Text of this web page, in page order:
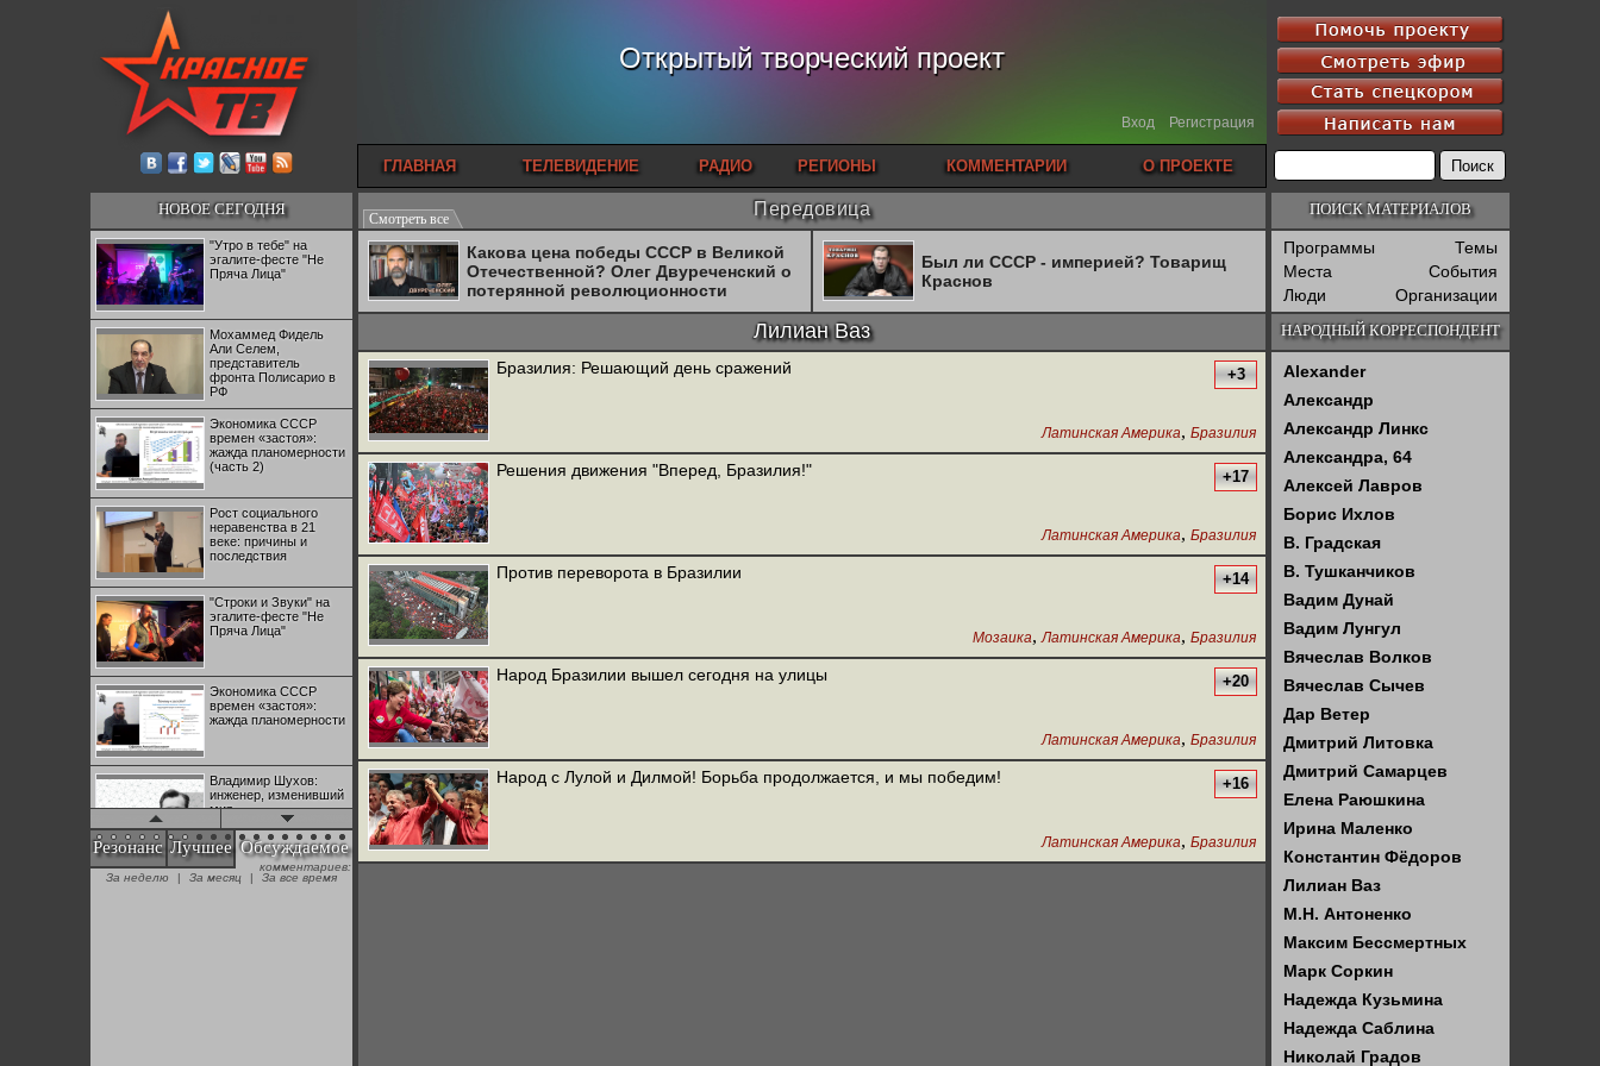
Открытый творческий проект
Вход Регистрация
ГЛАВНАЯ ТЕЛЕВИДЕНИЕ РАДИО РЕГИОНЫ КОММЕНТАРИИ О ПРОЕКТЕ
НОВОЕ СЕГОДНЯ
"Утро в тебе" на
эгалите-фесте "Не
Пряча Лица"
Мохаммед Фидель
Али Селем,
представитель
фронта Полисарио в
РФ
Экономика СССР
времен «застоя»:
жажда планомерности
(часть 2)
Рост социального
неравенства в 21
веке: причины и
последствия
"Строки и Звуки" на
эгалите-фесте "Не
Пряча Лица"
Экономика СССР
времен «застоя»:
жажда планомерности
Владимир Шухов:
инженер, изменивший
мир
"Аркадий Коц" на
эгалите-фесте "Не
Резонанс Лучшее Обсуждаемое
комментариев:
За неделю
| За месяц | За все время
Передовица
Смотреть все
Какова цена победы СССР в Великой
Отечественной? Олег Двуреченский о
потерянной революционности
Был ли СССР - империей? Товарищ
Краснов
Лилиан Ваз
Бразилия: Решающий день сражений +3
Латинская Америка, Бразилия
Решения движения "Вперед, Бразилия!" +17
Латинская Америка, Бразилия
Против переворота в Бразилии +14
Мозаика, Латинская Америка, Бразилия
Народ Бразилии вышел сегодня на улицы +20
Латинская Америка, Бразилия
Народ с Лулой и Дилмой! Борьба продолжается, и мы победим! +16
Латинская Америка, Бразилия
ПОИСК МАТЕРИАЛОВ
Программы
Темы
Места
События
Люди
Организации
НАРОДНЫЙ КОРРЕСПОНДЕНТ
Alexander
Александр
Александр Линкс
Александра, 64
Алексей Лавров
Борис Ихлов
В. Градская
В. Тушканчиков
Вадим Дунай
Вадим Лунгул
Вячеслав Волков
Вячеслав Сычев
Дар Ветер
Дмитрий Литовка
Дмитрий Самарцев
Елена Раюшкина
Ирина Маленко
Константин Фёдоров
Лилиан Ваз
М.Н. Антоненко
Максим Бессмертных
Марк Соркин
Надежда Кузьмина
Надежда Саблина
Николай Градов